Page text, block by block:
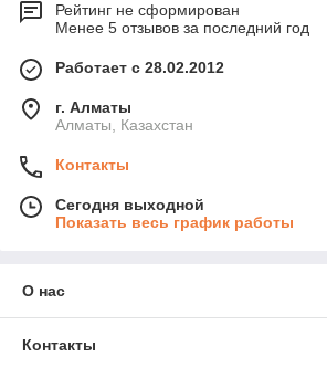
Рейтинг не сформирован
Менее 5 отзывов за последний год
Работает с 28.02.2012
г. Алматы
Алматы, Казахстан
Контакты
Сегодня выходной
Показать весь график работы
О нас
Контакты